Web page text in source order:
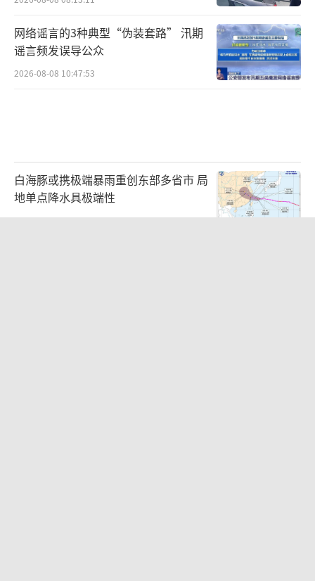
网络谣言的3种典型“伪装套路” 汛期
谣言频发误导公众
2026-08-08 10:47:53
白海豚或携极端暴雨重创东部多省市 局
地单点降水具极端性
2026-08-08 08:51:57